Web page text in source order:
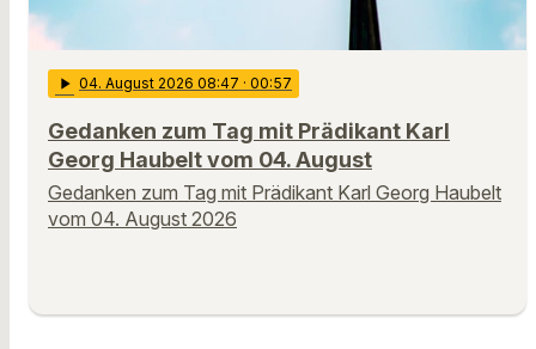
play_arrow 04. August 2026 08:47 · 00:57
Gedanken zum Tag mit Prädikant Karl
Georg Haubelt vom 04. August
Gedanken zum Tag mit Prädikant Karl Georg Haubelt
vom 04. August 2026